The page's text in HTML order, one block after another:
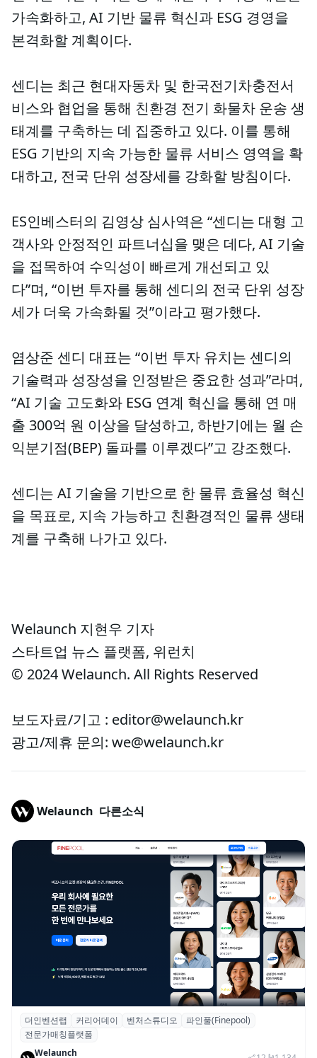
가속화하고, AI 기반 물류 혁신과 ESG 경영을
본격화할 계획이다.
센디는 최근 현대자동차 및 한국전기차충전서
비스와 협업을 통해 친환경 전기 화물차 운송 생
태계를 구축하는 데 집중하고 있다. 이를 통해
ESG 기반의 지속 가능한 물류 서비스 영역을 확
대하고, 전국 단위 성장세를 강화할 방침이다.
ES인베스터의 김영상 심사역은 “센디는 대형 고
객사와 안정적인 파트너십을 맺은 데다, AI 기술
을 접목하여 수익성이 빠르게 개선되고 있
다”며, “이번 투자를 통해 센디의 전국 단위 성장
세가 더욱 가속화될 것”이라고 평가했다.
염상준 센디 대표는 “이번 투자 유치는 센디의
기술력과 성장성을 인정받은 중요한 성과”라며,
“AI 기술 고도화와 ESG 연계 혁신을 통해 연 매
출 300억 원 이상을 달성하고, 하반기에는 월 손
익분기점(BEP) 돌파를 이루겠다”고 강조했다.
센디는 AI 기술을 기반으로 한 물류 효율성 혁신
을 목표로, 지속 가능하고 친환경적인 물류 생태
계를 구축해 나가고 있다.
Welaunch 지현우 기자
스타트업 뉴스 플랫폼, 위런치
© 2024 Welaunch. All Rights Reserved
보도자료/기고 : editor@welaunch.kr
광고/제휴 문의: we@welaunch.kr
Welaunch 다른소식
더인벤션랩·커리어데이, 스타트업 전문가 매
칭 플랫폼 ‘파인풀’ 출시
더인벤션랩 커리어데이 벤처스튜디오
파인풀(Finepool)
전문가매칭플랫폼
Welaunch